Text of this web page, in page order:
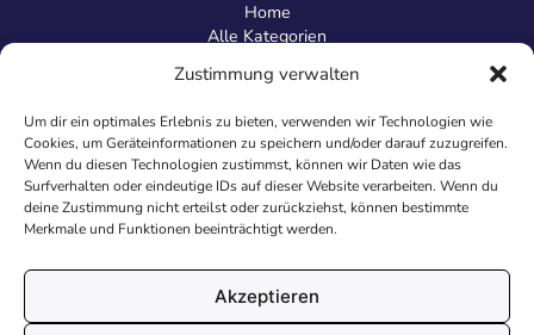
Zustimmung verwalten
Um dir ein optimales Erlebnis zu bieten, verwenden wir Technologien wie
Cookies, um Geräteinformationen zu speichern und/oder darauf zuzugreifen.
Wenn du diesen Technologien zustimmst, können wir Daten wie das
Surfverhalten oder eindeutige IDs auf dieser Website verarbeiten. Wenn du
deine Zustimmung nicht erteilst oder zurückziehst, können bestimmte
Merkmale und Funktionen beeinträchtigt werden.
Akzeptieren
Home
Alle Kategorien
Information
Über uns
Kontakt
Inhaltsrichtlinien
Recht & Datenschutz
Impressum
AGB
Cookies